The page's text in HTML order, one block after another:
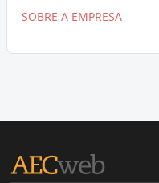
SOBRE A EMPRESA